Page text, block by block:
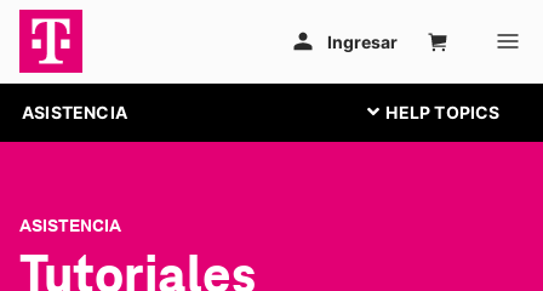
ASISTENCIA
ASISTENCIA
Tutoriales